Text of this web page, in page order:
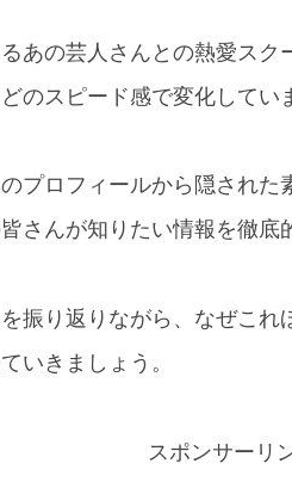
あの芸人さんとの熱愛ス
のスピード感で変化してい
プロフィールから隠され
さんが知りたい情報を徹底
振り返りながら、なぜこれ
いきましょう。
スポンサーリ